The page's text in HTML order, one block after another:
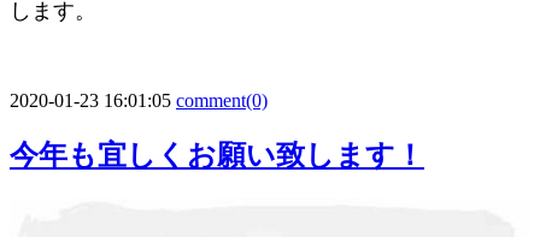
します。
2020-01-23 16:01:05 comment(0)
今年も宜しくお願い致します！